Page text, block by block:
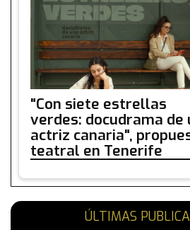
"Con siete estrellas
verdes: docudrama de
actriz canaria",
teatral en Tenerife
ÚLTIMAS